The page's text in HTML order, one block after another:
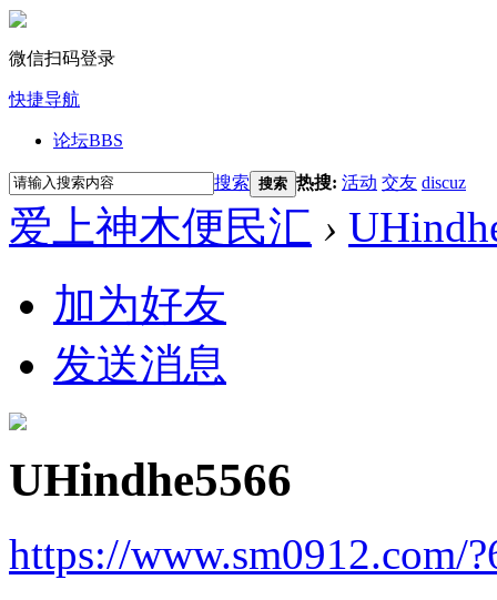
微信扫码登录
快捷导航
论坛BBS
搜索 搜索 热搜: 活动 交友 discuz
爱上神木便民汇 ›
加为好友
发送消息
UHindhe5566
https://www.sm0912.com/